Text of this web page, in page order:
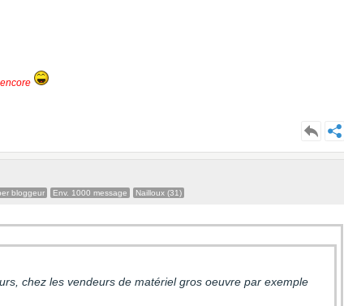
bloggeur Env. 1000 message Nailloux (31)
chez les vendeurs de matériel gros oeuvre par exemple